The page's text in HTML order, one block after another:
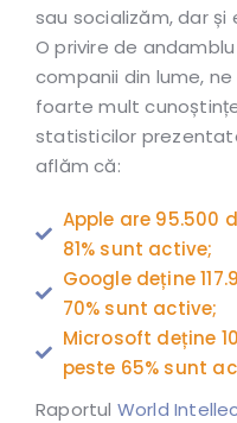
sau socializăm, dar
O privire de
companii din lume,
foarte mult
statisticilor
aflăm că:
Apple are 95.500
81% sunt active;
Google deține
70% sunt active;
Microsoft deține
peste 65% sunt
Raportul World